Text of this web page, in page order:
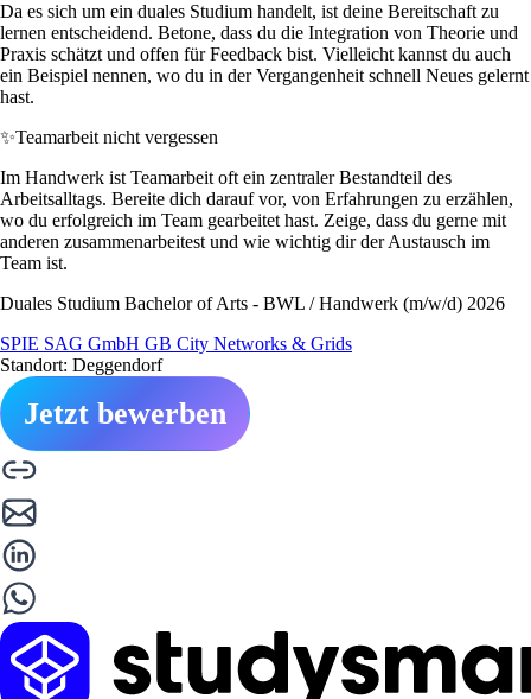
Da es sich um ein duales Studium handelt, ist deine Bereitschaft zu
lernen entscheidend. Betone, dass du die Integration von Theorie und
Praxis schätzt und offen für Feedback bist. Vielleicht kannst du auch
ein Beispiel nennen, wo du in der Vergangenheit schnell Neues gelernt
hast.
✨Teamarbeit nicht vergessen
Im Handwerk ist Teamarbeit oft ein zentraler Bestandteil des
Arbeitsalltags. Bereite dich darauf vor, von Erfahrungen zu erzählen,
wo du erfolgreich im Team gearbeitet hast. Zeige, dass du gerne mit
anderen zusammenarbeitest und wie wichtig dir der Austausch im
Team ist.
Duales Studium Bachelor of Arts - BWL / Handwerk (m/w/d) 2026
SPIE SAG GmbH GB City Networks & Grids
Standort: Deggendorf
Jetzt bewerben